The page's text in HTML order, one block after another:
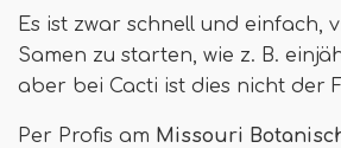
Es ist zwar schnell und einfach,
Samen zu starten, wie z. B.
aber bei Cacti ist dies nicht der
Per Profis am Missouri